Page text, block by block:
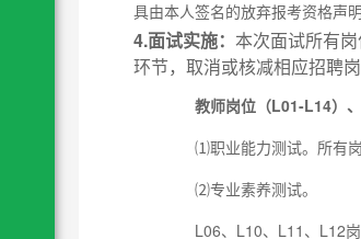
具由本人签名的放弃报考资格声明
4.面试实施： 本次面试所有
环节，取消或核减相应招聘岗
教师岗位（L01-L14）、
⑴职业能力测试。所有岗
⑵专业素养测试。
L06、L10、L11、L12岗